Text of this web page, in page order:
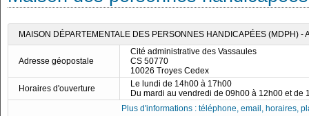
MAISON DÉPARTEMENTALE DES PERSONNES HANDICAPÉES (MDPH) -
Adresse géopostale
Cité administrative des Vassaules
CS 50770
10026 Troyes Cedex
Horaires d'ouverture
Le lundi de 14h00 à 17h00
Du mardi au vendredi de 09h00 à 12h00 et de
Plus d'informations : téléphone, email, horaires,